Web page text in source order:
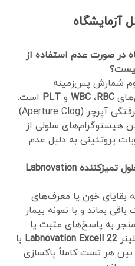
آزمایشگاه
در صورت عدم استفاده از
شمارش پس‌زمینه
WBC ،RBC و PLT است.
همچنین بروز مکرر ارورهای گرفتگی آپرچر (Aperture Clog)
هیستوگرام‌های سلولی از
پروتئینی به دلیل عدم
پدیده Carryover چیست و محلول تمیزکننده Labnovation
بقایای خون یا معرف‌های
بماند و با نمونه بیمار
به پاسخ‌های مثبت یا
Labnovation Excell 22 با
بین هر تست کاملاً پاکسازی